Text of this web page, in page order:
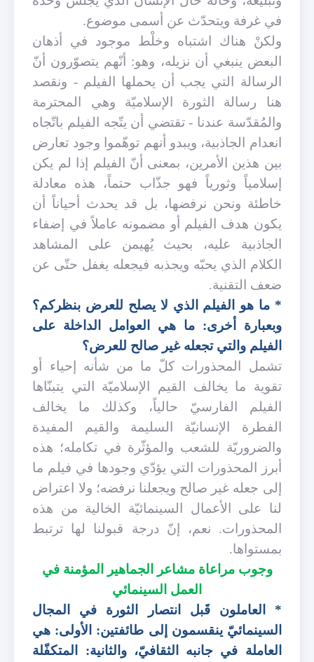
في غرفة ويتحدّث عن أسمى موضوع.
ولكنْ هناك اشتباه وخلْط موجود في أذهان
البعض ينبغي أن نزيله، وهو: أنّهم يتصوّرون أنّ
الرسالة التي يجب أن يحملها الفيلم - ونقصد
هنا رسالة الثورة الإسلاميّة وهي المحترمة
والمُقدّسة عندنا - تقتضي أن يتّجه الفيلم باتّجاه
انعدام الجاذبية، ويبدو أنهم توهّموا وجود تعارض
بين هذين الأمرين، بمعنى أنّ الفيلم إذا لم يكن
إسلامياً وثورياً فهو جذّاب حتماً، هذه معادلة
خاطئة ونحن نرفضها، بل قد يحدث أحياناً أن
يكون هدف الفيلم أو مضمونه عاملاً في إضفاء
الجاذبية عليه، بحيث يُهيمن على المشاهد
الكلام الذي يحبّه ويجذبه فيجعله يغفل حتّى عن
ضعف التقنية.
* ما هو الفيلم الذي لا يصلح للعرض بنظركم؟
وبعبارة أخرى: ما هي العوامل الداخلة على
الفيلم والتي تجعله غير صالح للعرض؟
تشمل المحذورات كلّ ما من شأنه إحياء أو
تقوية ما يخالف القيم الإسلاميّة التي يتبنّاها
الفيلم الفارسيّ حالياً، وكذلك ما يخالف
الفطرة الإنسانيّة السليمة والقيم المفيدة
والضروريّة للشعب والمؤثّرة في تكامله؛ هذه
أبرز المحذورات التي يؤدّي وجودها في فيلم ما
إلى جعله غير صالح ويجعلنا نرفضه؛ ولا اعتراض
لنا على الأعمال السينمائيّة الخالية من هذه
المحذورات. نعم، إنّ درجة قبولنا لها ترتبط
بمستواها.
وجوب مراعاة مشاعر الجماهير المؤمنة في
العمل السينمائي
* العاملون قَبل انتصار الثورة في المجال
السينمائيّ ينقسمون إلى طائفتين: الأولى: هي
العاملة في جانبه الثقافيّ، والثانية: المتكفّلة